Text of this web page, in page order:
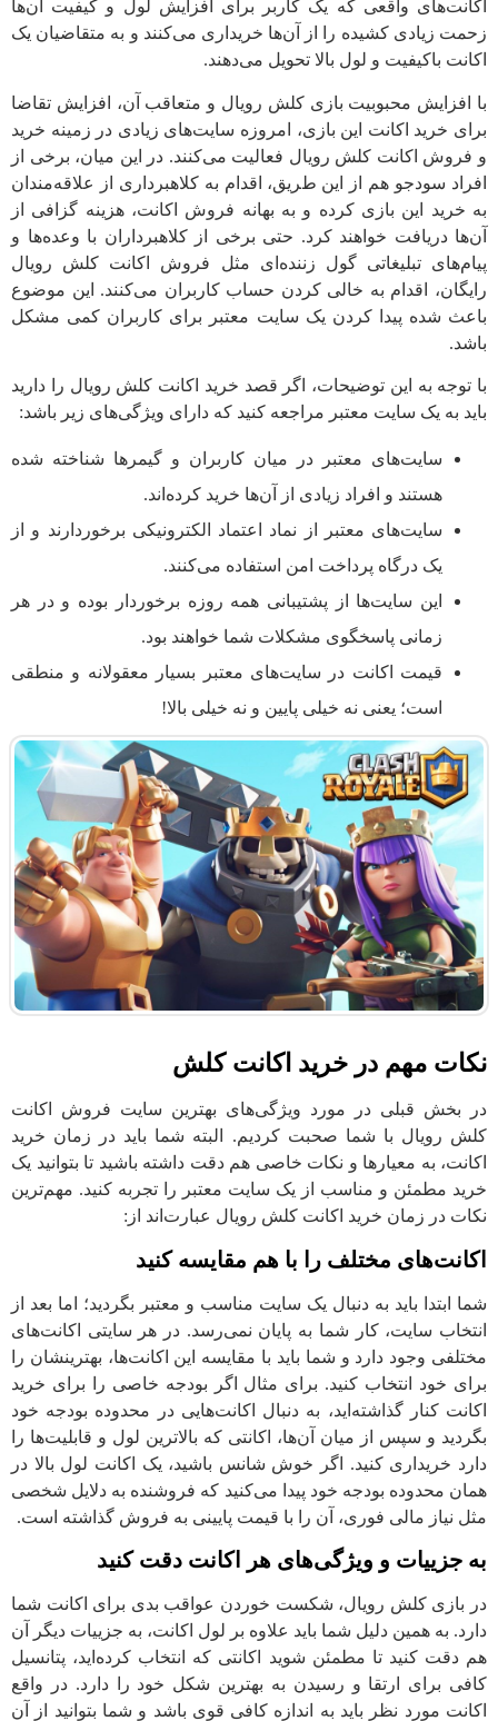
اکانت‌های واقعی که یک کاربر برای افزایش لول و کیفیت آن‌ها
زحمت زیادی کشیده را از آن‌ها خریداری می‌کنند و به متقاضیان یک
اکانت باکیفیت و لول بالا تحویل می‌دهند.
با افزایش محبوبیت بازی کلش رویال و متعاقب آن، افزایش تقاضا
برای خرید اکانت این بازی، امروزه سایت‌های زیادی در زمینه خرید
و فروش اکانت کلش رویال فعالیت می‌کنند. در این میان، برخی از
افراد سودجو هم از این طریق، اقدام به کلاهبرداری از علاقه‌مندان
به خرید این بازی کرده و به بهانه فروش اکانت، هزینه گزافی از
آن‌ها دریافت خواهند کرد. حتی برخی از کلاهبرداران با وعده‌ها و
پیام‌های تبلیغاتی گول زننده‌ای مثل فروش اکانت کلش رویال
رایگان، اقدام به خالی کردن حساب کاربران می‌کنند. این موضوع
باعث شده پیدا کردن یک سایت معتبر برای کاربران کمی مشکل
باشد.
با توجه به این توضیحات، اگر قصد خرید اکانت کلش رویال را دارید
باید به یک سایت معتبر مراجعه کنید که دارای ویژگی‌های زیر باشد:
سایت‌های معتبر در میان کاربران و گیمرها شناخته شده
هستند و افراد زیادی از آن‌ها خرید کرده‌اند.
سایت‌های معتبر از نماد اعتماد الکترونیکی برخوردارند و از
یک درگاه پرداخت امن استفاده می‌کنند.
این سایت‌ها از پشتیبانی همه روزه برخوردار بوده و در هر
زمانی پاسخگوی مشکلات شما خواهند بود.
قیمت اکانت در سایت‌های معتبر بسیار معقولانه و منطقی
است؛ یعنی نه خیلی پایین و نه خیلی بالا!
نکات مهم در خرید اکانت کلش
در بخش قبلی در مورد ویژگی‌های بهترین سایت فروش اکانت
کلش رویال با شما صحبت کردیم. البته شما باید در زمان خرید
اکانت، به معیارها و نکات خاصی هم دقت داشته باشید تا بتوانید یک
خرید مطمئن و مناسب از یک سایت معتبر را تجربه کنید. مهم‌ترین
نکات در زمان خرید اکانت کلش رویال عبارت‌اند از:
اکانت‌های مختلف را با هم مقایسه کنید
شما ابتدا باید به دنبال یک سایت مناسب و معتبر بگردید؛ اما بعد از
انتخاب سایت، کار شما به پایان نمی‌رسد. در هر سایتی اکانت‌های
مختلفی وجود دارد و شما باید با مقایسه این اکانت‌ها، بهترینشان را
برای خود انتخاب کنید. برای مثال اگر بودجه خاصی را برای خرید
اکانت کنار گذاشته‌اید، به دنبال اکانت‌هایی در محدوده بودجه خود
بگردید و سپس از میان آن‌ها، اکانتی که بالاترین لول و قابلیت‌ها را
دارد خریداری کنید. اگر خوش شانس باشید، یک اکانت لول بالا در
همان محدوده بودجه خود پیدا می‌کنید که فروشنده به دلایل شخصی
مثل نیاز مالی فوری، آن را با قیمت پایینی به فروش گذاشته است.
به جزییات و ویژگی‌های هر اکانت دقت کنید
در بازی کلش رویال، شکست خوردن عواقب بدی برای اکانت شما
دارد. به همین دلیل شما باید علاوه بر لول اکانت، به جزییات دیگر آن
هم دقت کنید تا مطمئن شوید اکانتی که انتخاب کرده‌اید، پتانسیل
کافی برای ارتقا و رسیدن به بهترین شکل خود را دارد. در واقع
اکانت مورد نظر باید به اندازه کافی قوی باشد و شما بتوانید از آن